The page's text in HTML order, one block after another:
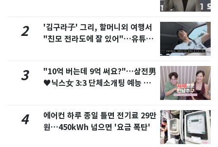
2
'김구라子' 그리, 할머니외 여행서
"친모 전라도에 잘 있어"…유튜브
3
"10억 버는데 9억 써요?"…삼전男
♥닉스女 3:3 단체소개팅 예능 화
4
에어컨 하루 종일 틀면 전기료 29만
원…450kWh 넘으면 '요금 폭탄'